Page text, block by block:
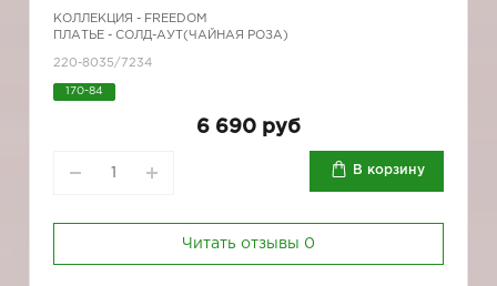
КОЛЛЕКЦИЯ - FREEDOM
ПЛАТЬЕ - СОЛД-АУТ(ЧАЙНАЯ РОЗА)
220-8035/7234
170-84
6 690 руб
В корзину
Читать отзывы 0